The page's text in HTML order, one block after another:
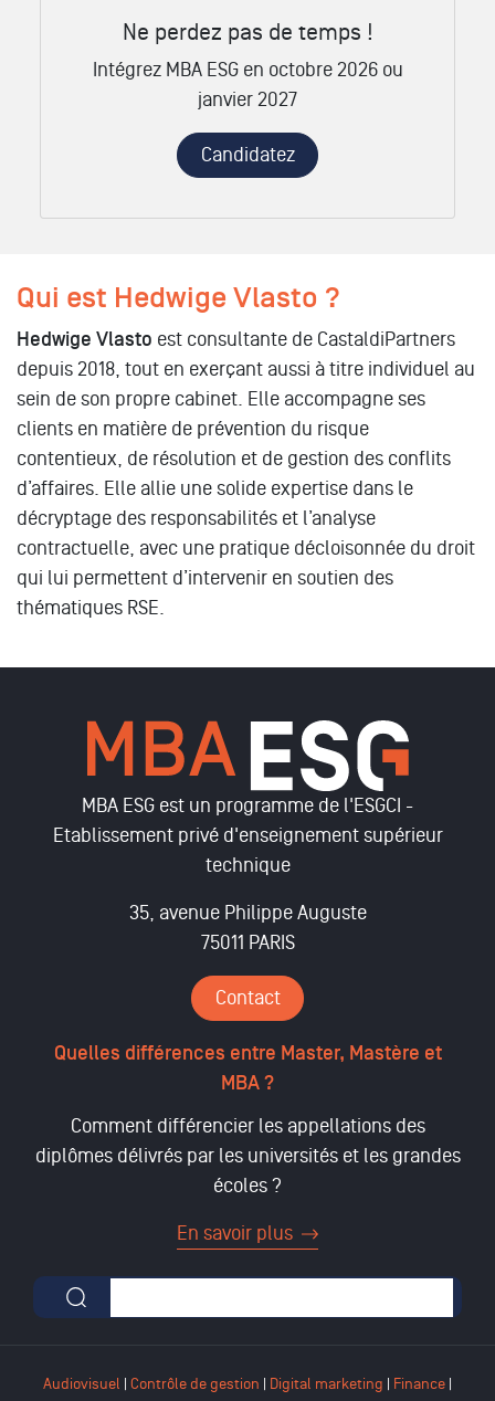
Ne perdez pas de temps !
Intégrez MBA ESG en octobre 2026 ou
janvier 2027
Candidatez
Qui est Hedwige Vlasto ?
Hedwige Vlasto est consultante de CastaldiPartners
depuis 2018, tout en exerçant aussi à titre individuel au
sein de son propre cabinet. Elle accompagne ses
clients en matière de prévention du risque
contentieux, de résolution et de gestion des conflits
d’affaires. Elle allie une solide expertise dans le
décryptage des responsabilités et l’analyse
contractuelle, avec une pratique décloisonnée du droit
qui lui permettent d’intervenir en soutien des
thématiques RSE.
MBA ESG est un programme de l'ESGCI -
Etablissement privé d'enseignement supérieur
technique
35, avenue Philippe Auguste
75011 PARIS
Contact
Quelles différences entre Master, Mastère et
MBA ?
Comment différencier les appellations des
diplômes délivrés par les universités et les grandes
écoles ?
En savoir plus
Formulaire de recherche
Audiovisuel | Contrôle de gestion | Digital marketing | Finance |